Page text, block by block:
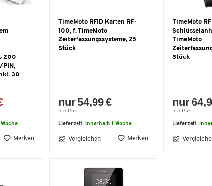
200
PIN,
30
Merken
TimeMoto RFID Karten RF-
100, f. TimeMoto
Zeiterfassungssysteme, 25
Stück
nur 54,99 €
pro Pak.
Lieferzeit: innerhalb 1 Woche
Vergleichen Merken
TimeMoto
TimeMoto
Stück
nur
pro Pak.
Lieferzeit: